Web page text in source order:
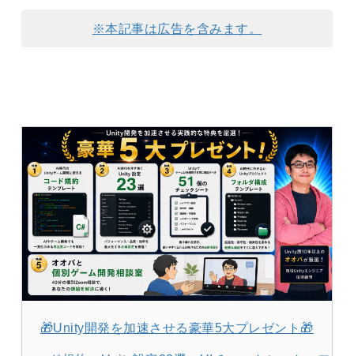
※本記事は広告を含みます。
🎁Unity開発を加速させる豪華5大プレゼント🎁